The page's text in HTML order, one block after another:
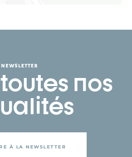
NEWSLETTER
nos
À LA NEWSLETTER